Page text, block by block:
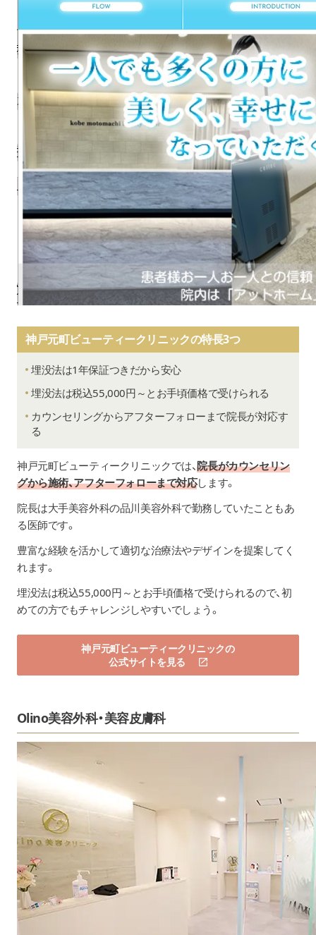
神戸元町ビューティークリニックの特長3つ
埋没法は1年保証つきだから安心
埋没法は税込55,000円～とお手頃価格で受けられる
カウンセリングからアフターフォローまで院長が対応す
る
神戸元町ビューティークリニックでは、院長がカウンセリン
グから施術、アフターフォローまで対応します。
院長は大手美容外科の品川美容外科で勤務していたこともあ
る医師です。
豊富な経験を活かして適切な治療法やデザインを提案してく
れます。
埋没法は税込55,000円～とお手頃価格で受けられるので、初
めての方でもチャレンジしやすいでしょう。
神戸元町ビューティークリニックの
公式サイトを見る
Olino美容外科・美容皮膚科